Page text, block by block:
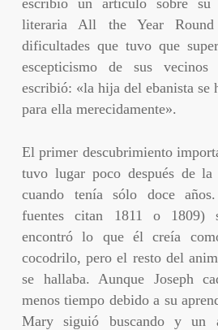
literaria All the Year Round
dificultades que tuvo que
escepticismo de sus
escribió: «la hija del ebanista se
para ella merecidamente».
El primer descubrimiento
tuvo lugar poco después de
cuando tenía sólo doce
fuentes citan 1811 o 1809)
encontró lo que él creía
cocodrilo, pero el resto del
se hallaba. Aunque Joseph
menos tiempo debido a su
Mary siguió buscando y un